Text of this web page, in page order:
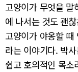
고양이가 무엇을
에 나서는 것도 괜
고양이가 야옹할
라는 이야기다. 박
쉽고 호의적인 목